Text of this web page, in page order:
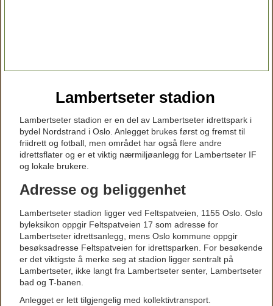
Lambertseter stadion
Lambertseter stadion er en del av Lambertseter idrettspark i
bydel Nordstrand i Oslo. Anlegget brukes først og fremst til
friidrett og fotball, men området har også flere andre
idrettsflater og er et viktig nærmiljøanlegg for Lambertseter IF
og lokale brukere.
Adresse og beliggenhet
Lambertseter stadion ligger ved Feltspatveien, 1155 Oslo. Oslo
byleksikon oppgir Feltspatveien 17 som adresse for
Lambertseter idrettsanlegg, mens Oslo kommune oppgir
besøksadresse Feltspatveien for idrettsparken. For besøkende
er det viktigste å merke seg at stadion ligger sentralt på
Lambertseter, ikke langt fra Lambertseter senter, Lambertseter
bad og T-banen.
Anlegget er lett tilgjengelig med kollektivtransport.